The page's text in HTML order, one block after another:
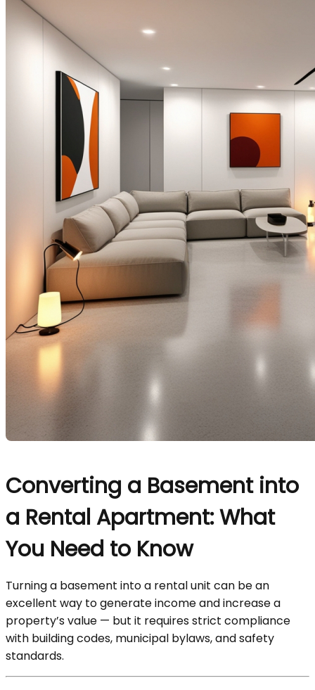
Converting a Basement into
a Rental Apartment: What
You Need to Know
Turning a basement into a rental unit can be an
excellent way to generate income and increase a
property’s value — but it requires strict compliance
with building codes, municipal bylaws, and safety
standards.